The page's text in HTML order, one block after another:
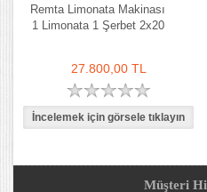
Remta Limonata Makinası
1 Limonata 1 Şerbet 2x20
27.800,00 TL
Müşteri